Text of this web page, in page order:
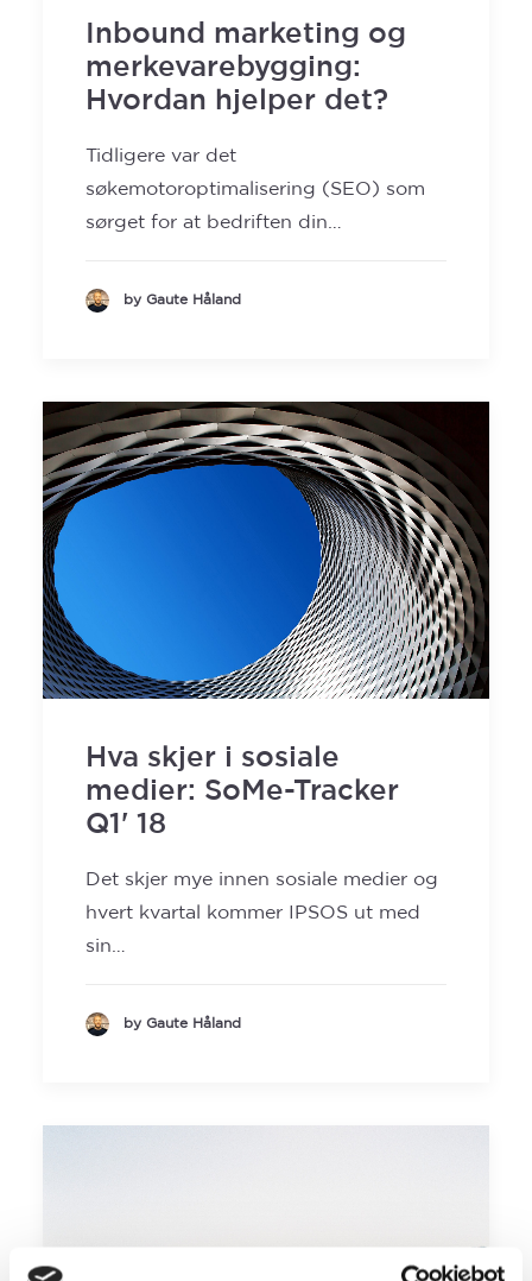
Inbound marketing og
merkevarebygging:
Hvordan hjelper det?
Tidligere var det
søkemotoroptimalisering (SEO) som
sørget for at bedriften din…
by Gaute Håland
Hva skjer i sosiale
medier: SoMe-Tracker
Q1' 18
Det skjer mye innen sosiale medier og
hvert kvartal kommer IPSOS ut med
sin…
by Gaute Håland